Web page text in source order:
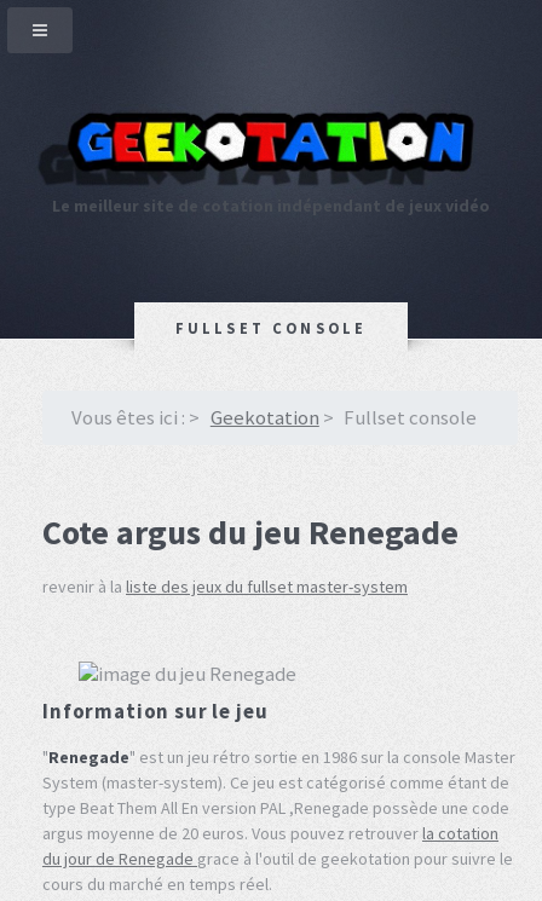
Le meilleur site de cotation indépendant de jeux vidéo
FULLSET CONSOLE
Vous êtes ici : Geekotation Fullset console
Cote argus du jeu Renegade
revenir à la liste des jeux du fullset master-system
Information sur le jeu
"Renegade" est un jeu rétro sortie en 1986 sur la console Master
System (master-system). Ce jeu est catégorisé comme étant de
type Beat Them All En version PAL ,Renegade possède une code
argus moyenne de 20 euros. Vous pouvez retrouverla cotation
du jour de Renegade grace à l'outil de geekotation pour suivre le
cours du marché en temps réel.